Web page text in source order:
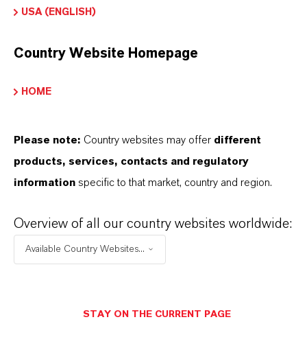
DOWNLOADS
PRODUKTANWENDUNGEN
USA (ENGLISH)
Country Website Homepage
HOME
Please note: Country websites may offer different
products, services, contacts and regulatory
information specific to that market, country and region.
Overview of all our country websites worldwide:
Available Country Websites...
STAY ON THE CURRENT PAGE